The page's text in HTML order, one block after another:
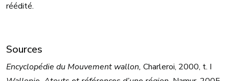
réédité.
Sources
Encyclopédie du Mouvement wallon, Charleroi, 2000, t. I